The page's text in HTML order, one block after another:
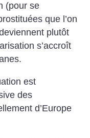
(pour se
que l’on
plutôt
s’accroît
est
des
d’Europe